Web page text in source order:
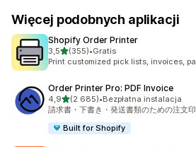
Więcej podobnych aplikacji
Shopify Order Printer
3,5na 5 gwiazdek
(355)
Łączna liczba recenzji: 355
•Gratis
Print customized pick lists, invoices,
Order Printer Pro: PDF Invoice
4,9na 5 gwiazdek
(2 685)
Łączna liczba recenzji: 2685
•Bezpłatna instalacja
請求書・下書き・発送書類のための注文
Built for Shopify